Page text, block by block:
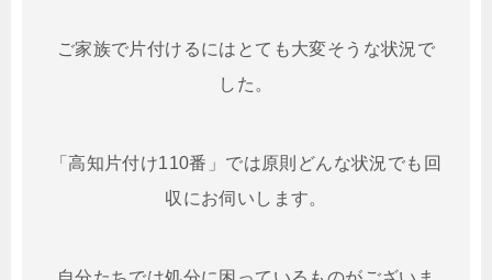
ご家族で片付けるにはとても大変そうな状況で
した。
「高知片付け110番」では原則どんな状況でも回
収にお伺いします。